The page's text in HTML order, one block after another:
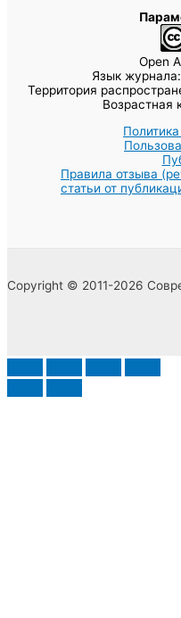
Open
Язык
Территория
Возрастная
Правила отзыва
статьи от
Copyright © 2011-2026